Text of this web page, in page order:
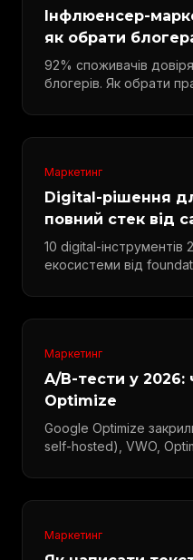
Інфлюенсер-
як обрати
бюджет
92% споживачів
блогерів. Як обрати
Маркетинг
Digital-рішення
повний стек від
10 digital-
екосистеми від
Маркетинг
A/B-тести у 2026:
Optimize
Google Optimize
self-hosted), VWO,
Маркетинг